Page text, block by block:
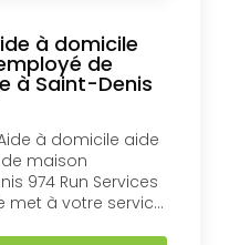
à domicile
de
à Saint-Denis
à domicile aide
maison
974 Run Services
met à votre servic...